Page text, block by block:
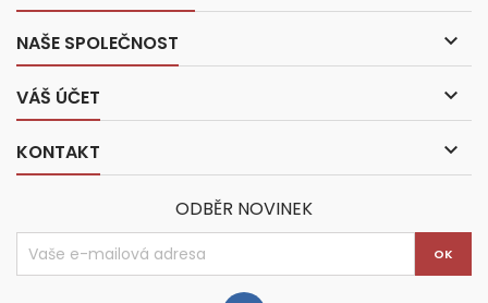
NAŠE SPOLEČNOST 
VÁŠ ÚČET 
KONTAKT 
ODBĚR NOVINEK